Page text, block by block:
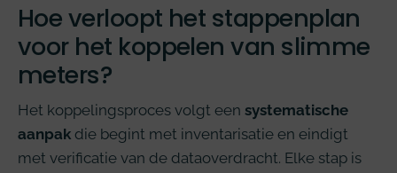
Hoe verloopt het stappenplan
voor het koppelen van slimme
meters?
Het koppelingsproces volgt een systematische
aanpak die begint met inventarisatie en eindigt
met verificatie van de dataoverdracht. Elke stap is